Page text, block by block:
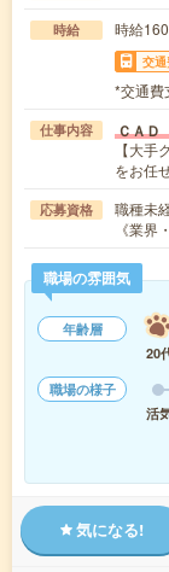
時給 時給
交
*交通費
仕事内容 ＣＡＤ
【大
をお任
応募資格
職種未
《業界
職場の雰囲気
年齢層
20
職場の様子
活
気になる!